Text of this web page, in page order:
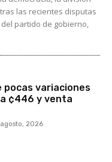
las recientes disputas
partido de gobierno,
pocas variaciones
¢446 y venta
2026